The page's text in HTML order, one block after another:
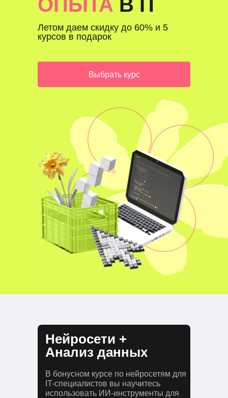
Летом даем скидку до 60% и 5
курсов в подарок
ОПЫТА В IT
Выбрать курс
Нейросети +
Анализ данных
В бонусном курсе по нейросетям для
IT-специалистов вы научитесь
использовать ИИ-инструменты для